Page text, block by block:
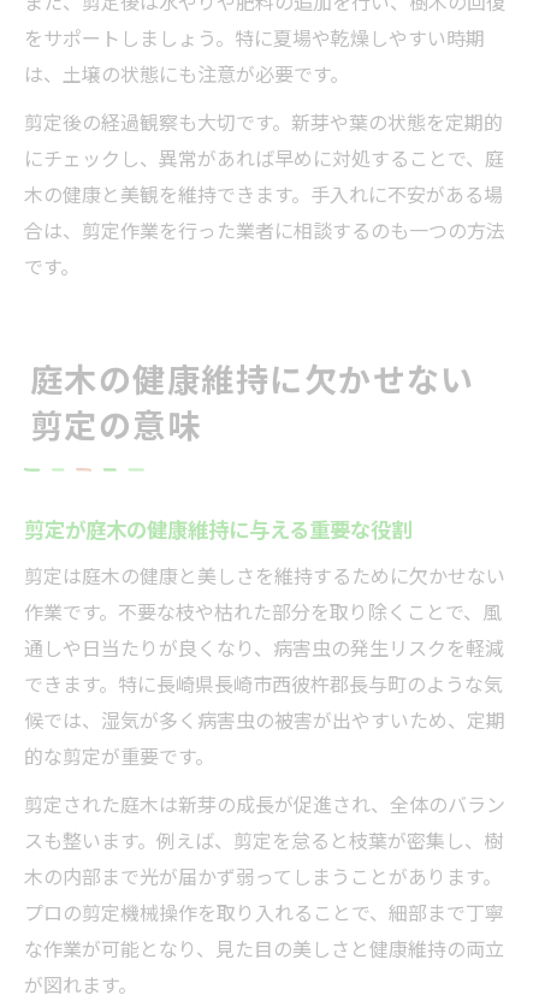
をサポートしましょう。特に夏場や乾燥しやすい時期
は、土壌の状態にも注意が必要です。
剪定後の経過観察も大切です。新芽や葉の状態を定期的
にチェックし、異常があれば早めに対処することで、庭
木の健康と美観を維持できます。手入れに不安がある場
合は、剪定作業を行った業者に相談するのも一つの方法
です。
庭木の健康維持に欠かせない
剪定の意味
剪定が庭木の健康維持に与える重要な役割
剪定は庭木の健康と美しさを維持するために欠かせない
作業です。不要な枝や枯れた部分を取り除くことで、風
通しや日当たりが良くなり、病害虫の発生リスクを軽減
できます。特に長崎県長崎市西彼杵郡長与町のような気
候では、湿気が多く病害虫の被害が出やすいため、定期
的な剪定が重要です。
剪定された庭木は新芽の成長が促進され、全体のバラン
スも整います。例えば、剪定を怠ると枝葉が密集し、樹
木の内部まで光が届かず弱ってしまうことがあります。
プロの剪定機械操作を取り入れることで、細部まで丁寧
な作業が可能となり、見た目の美しさと健康維持の両立
が図れます。